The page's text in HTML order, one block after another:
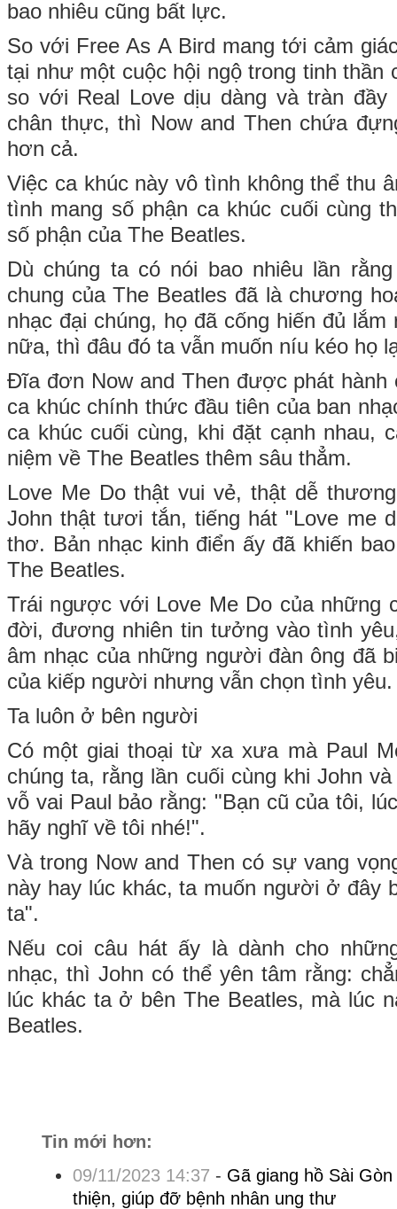
bao nhiêu cũng bất lực.
So với Free As A Bird mang tới cảm
tại như một cuộc hội ngộ trong tinh thần
so với Real Love dịu dàng và tràn
chân thực, thì Now and Then chứa
hơn cả.
Việc ca khúc này vô tình không thể thu
tình mang số phận ca khúc cuối cùng
số phận của The Beatles.
Dù chúng ta có nói bao nhiêu lần
chung của The Beatles đã là chương
nhạc đại chúng, họ đã cống hiến đủ lắm
nữa, thì đâu đó ta vẫn muốn níu kéo họ
Đĩa đơn Now and Then được phát hành
ca khúc chính thức đầu tiên của ban
ca khúc cuối cùng, khi đặt cạnh nhau,
niệm về The Beatles thêm sâu thẳm.
Love Me Do thật vui vẻ, thật dễ
John thật tươi tắn, tiếng hát "Love me
thơ. Bản nhạc kinh điển ấy đã khiến
The Beatles.
Trái ngược với Love Me Do của những
đời, đương nhiên tin tưởng vào tình
âm nhạc của những người đàn ông đã
của kiếp người nhưng vẫn chọn tình yêu.
Ta luôn ở bên người
Có một giai thoại từ xa xưa mà Paul
chúng ta, rằng lần cuối cùng khi John
vỗ vai Paul bảo rằng: "Bạn cũ của tôi,
hãy nghĩ về tôi nhé!".
Và trong Now and Then có sự vang
này hay lúc khác, ta muốn người ở đây
ta".
Nếu coi câu hát ấy là dành cho
nhạc, thì John có thể yên tâm rằng:
lúc khác ta ở bên The Beatles, mà lúc
Beatles.
Tin mới hơn:
09/11/2023 14:37 - Gã giang hồ Sài
thiện, giúp đỡ bệnh nhân ung thư